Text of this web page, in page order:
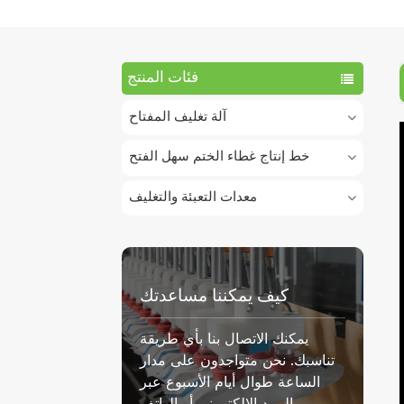
فئات المنتج
آلة تغليف المفتاح
خط إنتاج غطاء الختم سهل الفتح
معدات التعبئة والتغليف
كيف يمكننا مساعدتك
يمكنك الاتصال بنا بأي طريقة
تناسبك. نحن متواجدون على مدار
الساعة طوال أيام الأسبوع عبر